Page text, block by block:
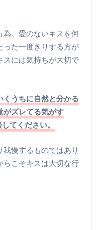
為。愛のないキスを何
った一度きりする方が
スには気持ちが大切で
くうちに自然と分かる
がズレてる気がす
てください。
慢するものではあり
らこそキスは大切な行